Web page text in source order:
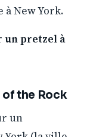
à New York.
un pretzel à
of the Rock
un